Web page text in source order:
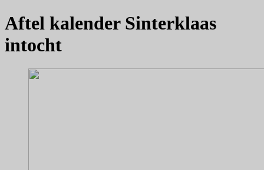
Aftel kalender Sinterklaas
intocht